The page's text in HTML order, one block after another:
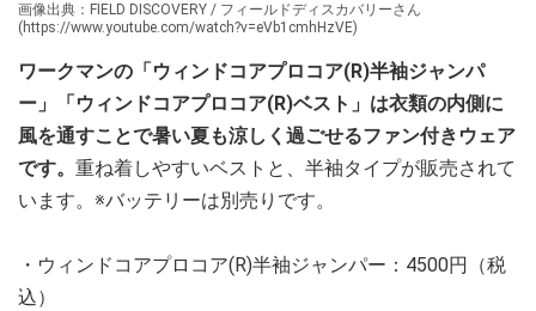
画像出典：FIELD DISCOVERY / フィールドディスカバリーさん
(https://www.youtube.com/watch?v=eVb1cmhHzVE)
ワークマンの「ウィンドコアプロコア(R)半袖ジャンパ
ー」「ウィンドコアプロコア(R)ベスト」は衣類の内側に
風を通すことで暑い夏も涼しく過ごせるファン付きウェア
です。 重ね着しやすいベストと、半袖タイプが販売されて
います。※バッテリーは別売りです。
・ウィンドコアプロコア(R)半袖ジャンパー：4500円（税
込）